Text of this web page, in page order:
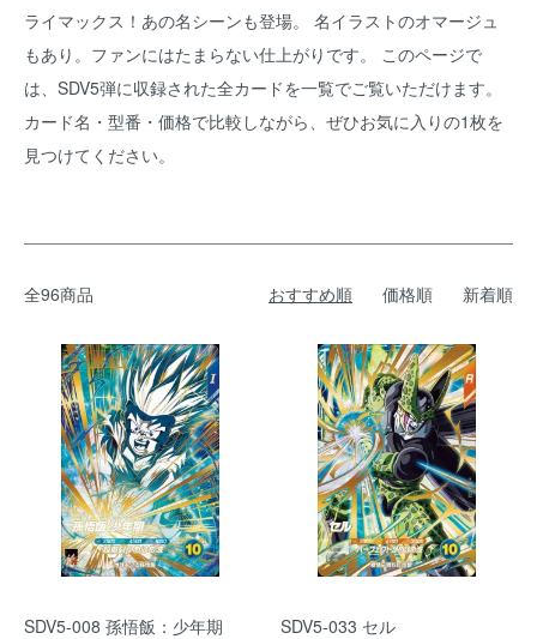
ライマックス！あの名シーンも登場。 名イラストのオマージュ
もあり。ファンにはたまらない仕上がりです。 このページで
は、SDV5弾に収録された全カードを一覧でご覧いただけます。
カード名・型番・価格で比較しながら、ぜひお気に入りの1枚を
見つけてください。
全96商品 おすすめ順 価格順 新着順
SDV5-008 孫悟飯：少年期
SDV5-033 セル